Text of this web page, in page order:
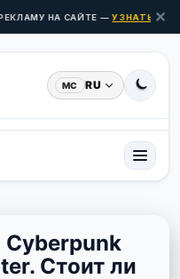
НА САЙТЕ —УЗНАТЬ ЦЕНЫ
✕
MC RU
Cyberpunk
Стоит ли